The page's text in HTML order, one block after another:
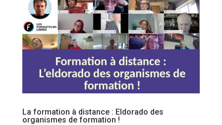
La formation à distance : Eldorado des
organismes de formation !